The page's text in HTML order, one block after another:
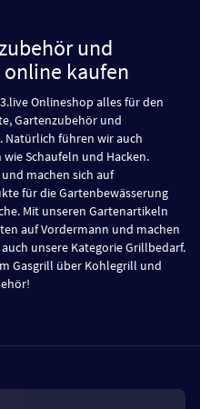
und
kaufen
Onlineshop alles für den
Gartenzubehör und
Natürlich führen wir auch
Schaufeln und Hacken.
machen sich auf
für die Gartenbewässerung
Mit unseren Gartenartikeln
auf Vordermann und machen
unsere Kategorie Grillbedarf.
Gasgrill über Kohlegrill und